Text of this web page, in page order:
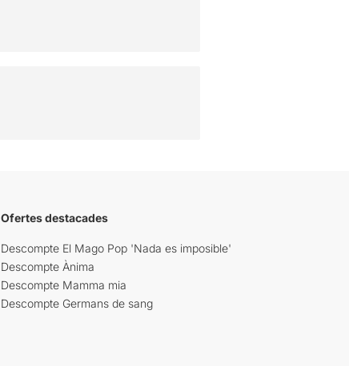
Ofertes destacades
Descompte El Mago Pop 'Nada es imposible'
Descompte Ànima
Descompte Mamma mia
Descompte Germans de sang